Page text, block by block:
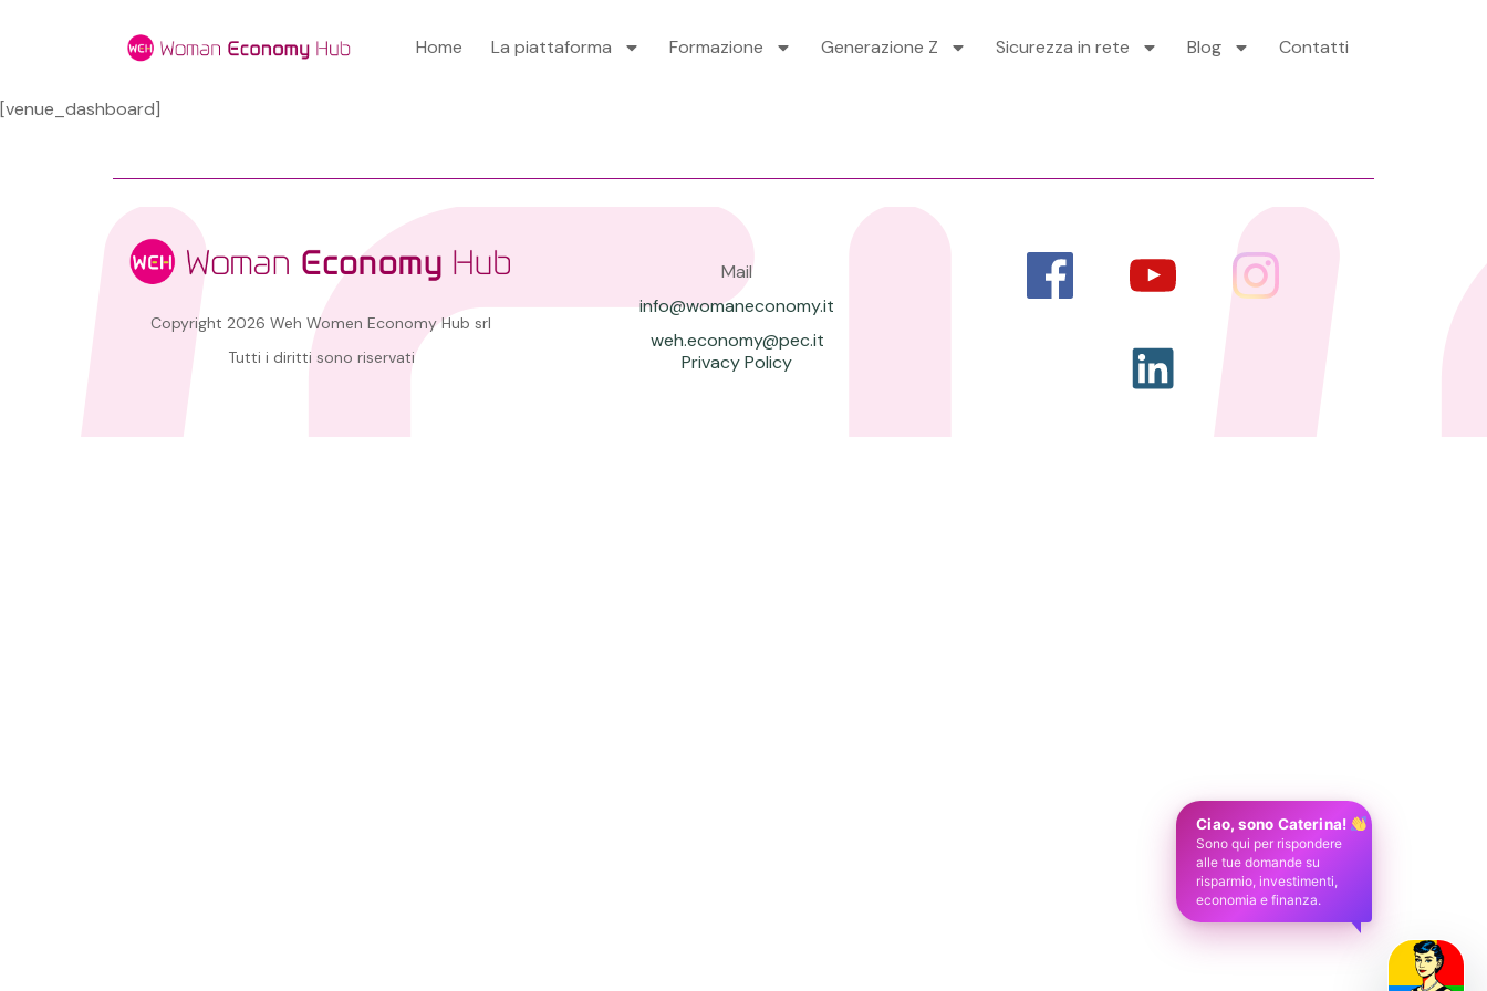
Home La piattaforma Formazione Generazione Z Sicurezza in rete Blog Contatti
[venue_dashboard]
Copyright 2026 Weh Women Economy Hub srl
Tutti i diritti sono riservati
Mail
info@womaneconomy.it
weh.economy@pec.it
Privacy Policy
Ciao, sono Caterina!
Sono qui per rispondere
alle tue domande su
risparmio, investimenti,
economia e finanza.